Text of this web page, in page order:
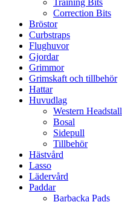
Correction Bits
Bröstor
Curbstraps
Flughuvor
Gjordar
Grimmor
Grimskaft och tillbehör
Hattar
Huvudlag
Western Headstall
Bosal
Sidepull
Tillbehör
Hästvård
Lasso
Lädervård
Paddar
Barbacka Pads